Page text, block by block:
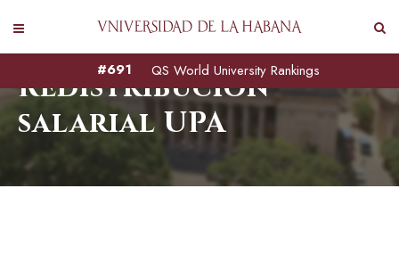
QS World University Rankings
#691
Redistribución
salarial UPA